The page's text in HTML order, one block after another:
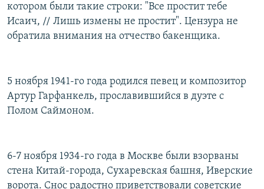
котором были такие строки: "Все простит тебе
Исаич, // Лишь измены не простит". Цензура не
обратила внимания на отчество бакенщика.
5 ноября 1941-го года родился певец и композитор
Артур Гарфанкель, прославившийся в дуэте с
Полом Саймоном.
6-7 ноября 1934-го года в Москве были взорваны
стена Китай-города, Сухаревская башня, Иверские
ворота. Снос радостно приветствовали советские